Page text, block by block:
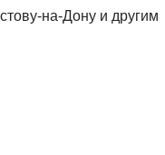
на-Дону и другим